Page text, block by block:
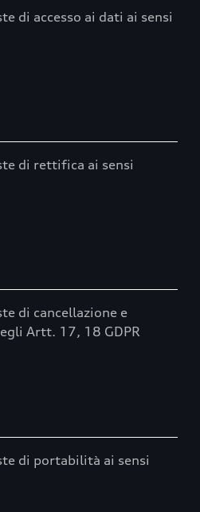
di accesso ai dati ai sensi
di rettifica ai sensi
di cancellazione e
Artt. 17, 18 GDPR
di portabilità ai sensi